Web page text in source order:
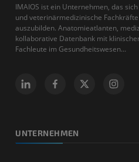
IMAIOS ist ein Unternehmen, das
und veterinärmedizinische
auszubilden. Anatomieatlanten,
kollaborative Datenbank mit
Fachleute im Gesundheitswesen...
UNTERNEHMEN